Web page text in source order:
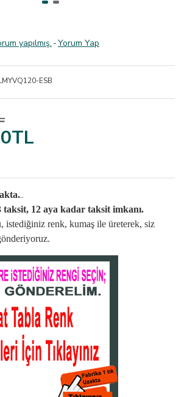
yapılmış. -Yorum Yap
ESB
..
taksit, 12 aya kadar taksit imkanı.
istediğiniz renk, kumaş ile üreterek, siz